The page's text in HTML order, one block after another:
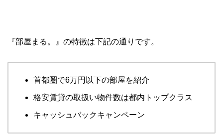
『部屋まる。』の特徴は下記の通りです。
首都圏で6万円以下の部屋を紹介
格安賃貸の取扱い物件数は都内トップクラス
キャッシュバックキャンペーン